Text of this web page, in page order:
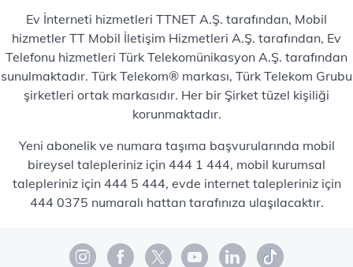
Ev İnterneti hizmetleri TTNET A.Ş. tarafından, Mobil
hizmetler TT Mobil İletişim Hizmetleri A.Ş. tarafından, Ev
Telefonu hizmetleri Türk Telekomünikasyon A.Ş. tarafından
sunulmaktadır. Türk Telekom® markası, Türk Telekom Grubu
şirketleri ortak markasıdır. Her bir Şirket tüzel kişiliği
korunmaktadır.
Yeni abonelik ve numara taşıma başvurularında mobil
bireysel talepleriniz için 444 1 444, mobil kurumsal
talepleriniz için 444 5 444, evde internet talepleriniz için
444 0375 numaralı hattan tarafınıza ulaşılacaktır.